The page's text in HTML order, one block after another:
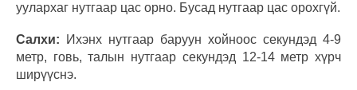
уулархаг нутгаар цас орно. Бусад нутгаар цас орохгүй.
Салхи: Ихэнх нутгаар баруун хойноос секундэд 4-9
метр, говь, талын нутгаар секундэд 12-14 метр хүрч
ширүүснэ.